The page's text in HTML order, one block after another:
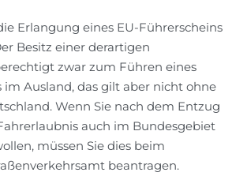
Erlangung eines EU-Führerscheins
Besitz einer derartigen
zwar zum Führen eines
im Ausland, das gilt aber nicht ohne
Wenn Sie nach dem Entzug
auch im Bundesgebiet
müssen Sie dies beim
beantragen.